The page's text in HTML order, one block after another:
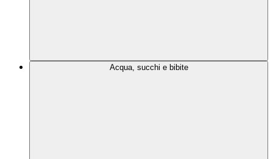
Acqua, succhi e bibite